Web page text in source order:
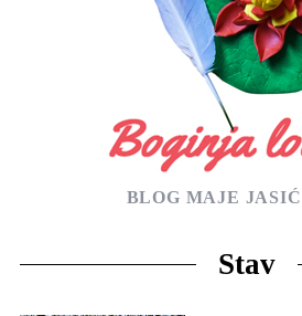
BLOG MAJE
Stav